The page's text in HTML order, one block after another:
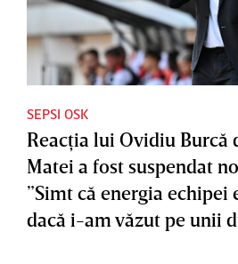
SEPSI OSK
Reacţia lui Ovidiu Burcă
Matei a fost suspendat
”Simt că energia echipei
dacă i-am văzut pe unii